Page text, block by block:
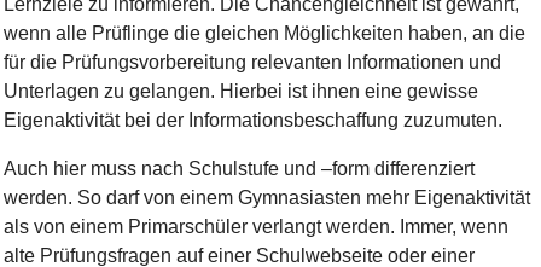
Lernziele zu informieren. Die Chancengleichheit ist gewahrt,
wenn alle Prüflinge die gleichen Möglichkeiten haben, an die
für die Prüfungsvorbereitung relevanten Informationen und
Unterlagen zu gelangen. Hierbei ist ihnen eine gewisse
Eigenaktivität bei der Informationsbeschaffung zuzumuten.
Auch hier muss nach Schulstufe und –form differenziert
werden. So darf von einem Gymnasiasten mehr Eigenaktivität
als von einem Primarschüler verlangt werden. Immer, wenn
alte Prüfungsfragen auf einer Schulwebseite oder einer